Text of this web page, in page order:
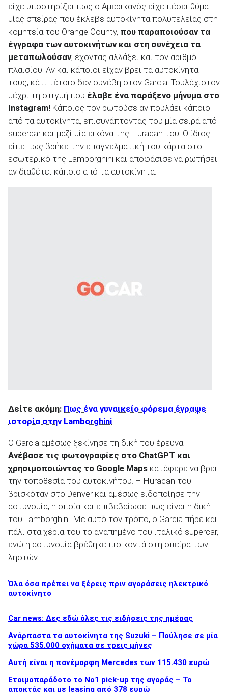
είχε υποστηρίξει πως ο Αμερικανός είχε πέσει θύμα
μίας σπείρας που έκλεβε αυτοκίνητα πολυτελείας στη
κομητεία του Orange County, που παραποιούσαν τα
έγγραφα των αυτοκινήτων και στη συνέχεια τα
μεταπωλούσαν, έχοντας αλλάξει και τον αριθμό
πλαισίου. Αν και κάποιοι είχαν βρει τα αυτοκίνητα
τους, κάτι τέτοιο δεν συνέβη στον Garcia. Τουλάχιστον
μέχρι τη στιγμή που έλαβε ένα παράξενο μήνυμα στο
Instagram! Κάποιος τον ρωτούσε αν πουλάει κάποιο
από τα αυτοκίνητα, επισυνάπτοντας του μία σειρά από
supercar και μαζί μία εικόνα της Huracan του. Ο ίδιος
είπε πως βρήκε την επαγγελματική του κάρτα στο
εσωτερικό της Lamborghini και αποφάσισε να ρωτήσει
αν διαθέτει κάποιο από τα αυτοκίνητα.
Δείτε ακόμη: Πως ένα γυναικείο φόρεμα έγραψε
ιστορία στην Lamborghini
Ο Garcia αμέσως ξεκίνησε τη δική του έρευνα!
Ανέβασε τις φωτογραφίες στο ChatGPT και
χρησιμοποιώντας το Google Maps κατάφερε να βρει
την τοποθεσία του αυτοκινήτου. Η Huracan του
βρισκόταν στο Denver και αμέσως ειδοποίησε την
αστυνομία, η οποία και επιβεβαίωσε πως είναι η δική
του Lamborghini. Με αυτό τον τρόπο, ο Garcia πήρε και
πάλι στα χέρια του το αγαπημένο του ιταλικό supercar,
ενώ η αστυνομία βρέθηκε πιο κοντά στη σπείρα των
ληστών.
Όλα όσα πρέπει να ξέρεις πριν αγοράσεις ηλεκτρικό
αυτοκίνητο
Car news: Δες εδώ όλες τις ειδήσεις της ημέρας
Ανάρπαστα τα αυτοκίνητα της Suzuki – Πούλησε σε μία
χώρα 535.000 οχήματα σε τρεις μήνες
Αυτή είναι η πανέμορφη Mercedes των 115.430 ευρώ
Ετοιμοπαράδοτο το Νο1 pick-up της αγοράς – Το
αποκτάς και με leasing από 378 ευρώ